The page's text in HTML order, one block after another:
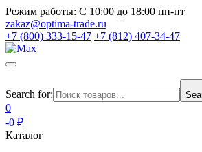
Режим работы: С 10:00 до 18:00 пн-пт
zakaz@optima-trade.ru
+7 (800) 333-15-47 +7 (812) 407-34-47
Search for:
0
-0 ₽
Каталог